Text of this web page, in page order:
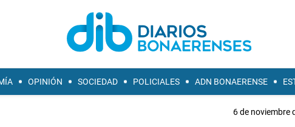
OPINIÓN SOCIEDAD POLICIALES ADN BONAERENSE
6 de noviembre